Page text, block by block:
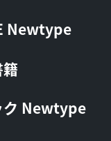
Newtype
ク Newtype